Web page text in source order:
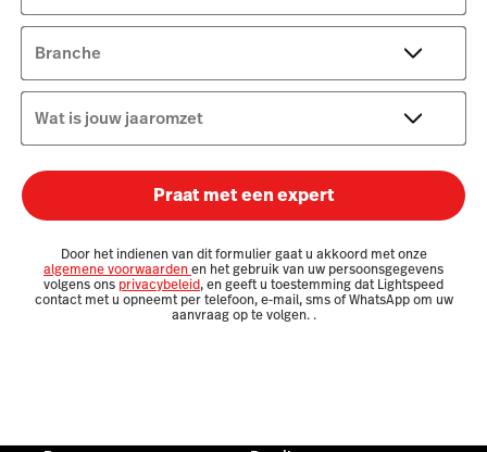
Branche
Wat is jouw jaaromzet
Praat met een expert
Door het indienen van dit formulier gaat u akkoord met onze
algemene voorwaardenen het gebruik van uw persoonsgegevens
volgens ons privacybeleid, en geeft u toestemming dat Lightspeed
contact met u opneemt per telefoon, e-mail, sms of WhatsApp om uw
aanvraag op te volgen. .